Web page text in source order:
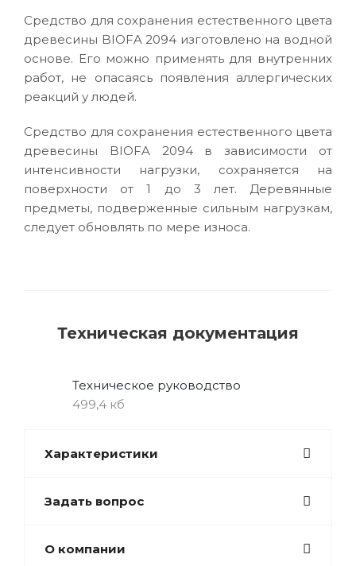
Средство для сохранения естественного цвета
древесины BIOFA 2094 изготовлено на водной
основе. Его можно применять для внутренних
работ, не опасаясь появления аллергических
реакций у людей.
Средство для сохранения естественного цвета
древесины BIOFA 2094 в зависимости от
интенсивности нагрузки, сохраняется на
поверхности от 1 до 3 лет. Деревянные
предметы, подверженные сильным нагрузкам,
следует обновлять по мере износа.
Техническая документация
Техническое руководство
499,4 кб
Характеристики
Задать вопрос
О компании